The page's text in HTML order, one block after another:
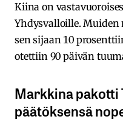
Kiina on
Yhdysvalloille.
sen sijaan 10
otettiin 90 päivän
Markkina pakotti
päätöksensä